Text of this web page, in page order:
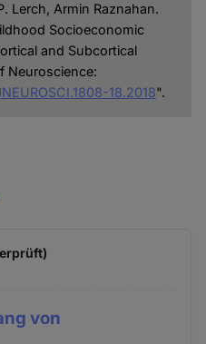
Lerch, Armin Raznahan.
Socioeconomic
and Subcortical
Neuroscience:
18.2018".
von